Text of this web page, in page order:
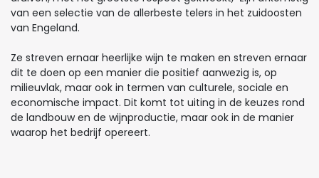
van een selectie van de allerbeste telers in het zuidoosten
van Engeland.
Ze streven ernaar heerlijke wijn te maken en streven ernaar
dit te doen op een manier die positief aanwezig is, op
milieuvlak, maar ook in termen van culturele, sociale en
economische impact. Dit komt tot uiting in de keuzes rond
de landbouw en de wijnproductie, maar ook in de manier
waarop het bedrijf opereert.